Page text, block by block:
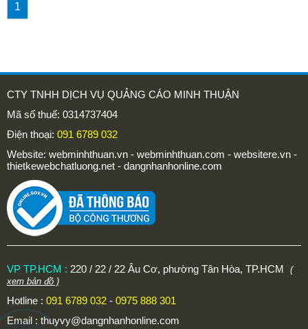
1
CTY TNHH DỊCH VỤ QUẢNG CÁO MINH THUẬN
Mã số thuế: 0314737404
Điện thoại: 091 6789 032
Website: webminhthuan.vn - webminhthuan.com - websitere.vn -
thietkewebchatluong.net - dangnhanhonline.com
VP TP.HCM : 220 / 22 / 22 Âu Cơ, phường Tân Hòa, TP.HCM
(
xem bản đồ )
Hotline : 091 6789 032 - 0975 888 301
Email : thuyvy@dangnhanhonline.com